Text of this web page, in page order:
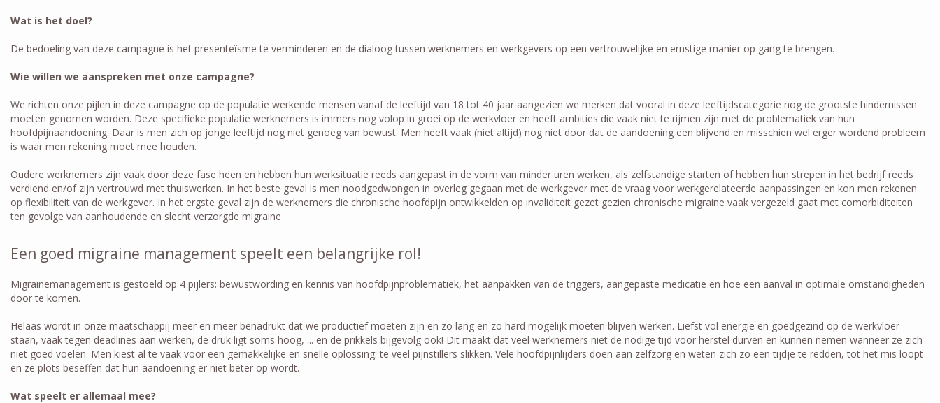
Wat is het doel?
De bedoeling van deze campagne is het presenteïsme te verminderen en de dialoog tussen werknemers en werkgevers op een vertrouwelijke en ernstige manier op gang te brengen.
Wie willen we aanspreken met onze campagne?
We richten onze pijlen in deze campagne op de populatie werkende mensen vanaf de leeftijd van 18 tot 40 jaar aangezien we merken dat vooral in deze leeftijdscategorie nog de grootste hindernissen
moeten genomen worden. Deze specifieke populatie werknemers is immers nog volop in groei op de werkvloer en heeft ambities die vaak niet te rijmen zijn met de problematiek van hun
hoofdpijnaandoening. Daar is men zich op jonge leeftijd nog niet genoeg van bewust. Men heeft vaak (niet altijd) nog niet door dat de aandoening een blijvend en misschien wel erger wordend probleem
is waar men rekening moet mee houden.
Oudere werknemers zijn vaak door deze fase heen en hebben hun werksituatie reeds aangepast in de vorm van minder uren werken, als zelfstandige starten of hebben hun strepen in het bedrijf reeds
verdiend en/of zijn vertrouwd met thuiswerken. In het beste geval is men noodgedwongen in overleg gegaan met de werkgever met de vraag voor werkgerelateerde aanpassingen en kon men rekenen
op flexibiliteit van de werkgever. In het ergste geval zijn de werknemers die chronische hoofdpijn ontwikkelden op invaliditeit gezet gezien chronische migraine vaak vergezeld gaat met comorbiditeiten
ten gevolge van aanhoudende en slecht verzorgde migraine
Een goed migraine management speelt een belangrijke rol!
Migrainemanagement is gestoeld op 4 pijlers: bewustwording en kennis van hoofdpijnproblematiek, het aanpakken van de triggers, aangepaste medicatie en hoe een aanval in optimale omstandigheden
door te komen.
Helaas wordt in onze maatschappij meer en meer benadrukt dat we productief moeten zijn en zo lang en zo hard mogelijk moeten blijven werken. Liefst vol energie en goedgezind op de werkvloer
staan, vaak tegen deadlines aan werken, de druk ligt soms hoog, ... en de prikkels bijgevolg ook! Dit maakt dat veel werknemers niet de nodige tijd voor herstel durven en kunnen nemen wanneer ze zich
niet goed voelen. Men kiest al te vaak voor een gemakkelijke en snelle oplossing: te veel pijnstillers slikken. Vele hoofdpijnlijders doen aan zelfzorg en weten zich zo een tijdje te redden, tot het mis loopt
en ze plots beseffen dat hun aandoening er niet beter op wordt.
Wat speelt er allemaal mee?